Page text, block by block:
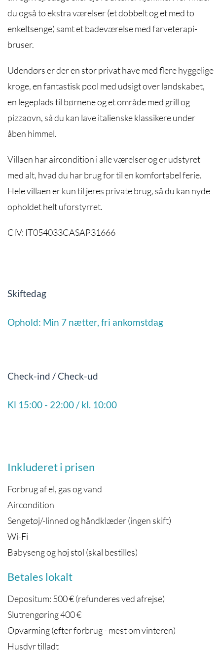
du også to ekstra værelser (et dobbelt og et med to
enkeltsenge) samt et badeværelse med farveterapi-
bruser.
Udendørs er der en stor privat have med flere hyggelige
kroge, en fantastisk pool med udsigt over landskabet,
en legeplads til børnene og et område med grill og
pizzaovn, så du kan lave italienske klassikere under
åben himmel.
Villaen har aircondition i alle værelser og er udstyret
med alt, hvad du har brug for til en komfortabel ferie.
Hele villaen er kun til jeres private brug, så du kan nyde
opholdet helt uforstyrret.
CIV: IT054033CASAP31666
Skiftedag
Ophold: Min 7 nætter, fri ankomstdag
Check-ind / Check-ud
Kl 15:00 - 22:00 / kl. 10:00
Inkluderet i prisen
Forbrug af el, gas og vand
Aircondition
Sengetøj/-linned og håndklæder (ingen skift)
Wi-Fi
Babyseng og høj stol (skal bestilles)
Betales lokalt
Depositum: 500 € (refunderes ved afrejse)
Slutrengøring 400 €
Opvarming (efter forbrug - mest om vinteren)
Husdyr tilladt